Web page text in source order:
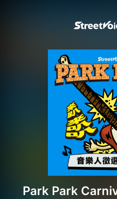
Park Park